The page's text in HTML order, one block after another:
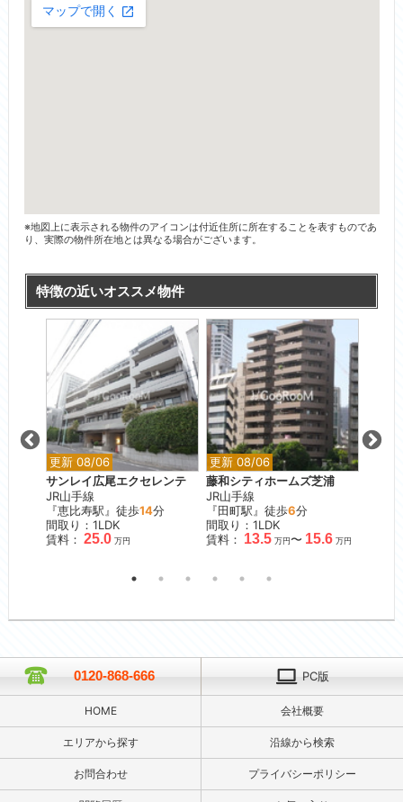
※地図上に表示される物件のアイコンは付近住所に所在することを表すものであ
り、実際の物件所在地とは異なる場合がございます。
特徴の近いオススメ物件
更新 08/06
サンレイ広尾エクセレンテ
JR山手線
『恵比寿駅』徒歩14分
間取り：1LDK
賃料： 25.0 万円
更新 08/06
藤和シティホームズ芝浦
JR山手線
『田町駅』徒歩6分
間取り：1LDK
賃料： 13.5 万円〜 15.6 万円
0120-868-666 PC版
HOME 会社概要
エリアから探す 沿線から検索
お問合わせ プライバシーポリシー